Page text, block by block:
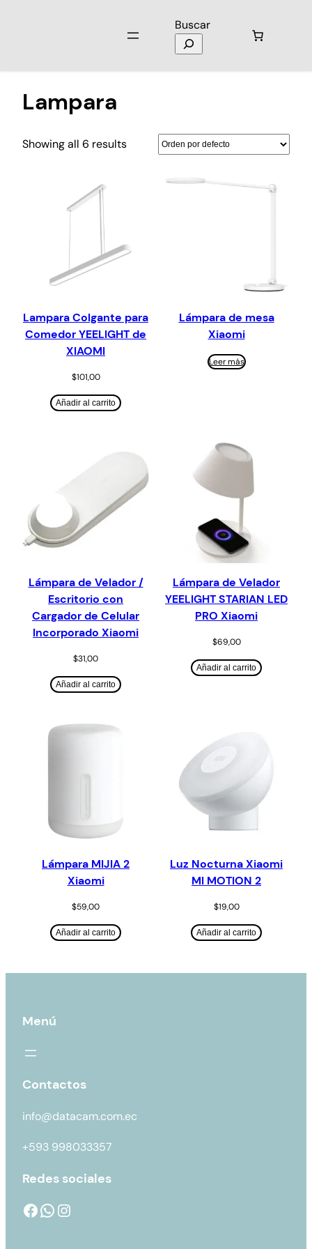
Buscar
Lampara
Showing all 6 results
Lampara Colgante para
Comedor YEELIGHT de
XIAOMI
$101,00
Añadir al carrito
Lámpara de mesa
Xiaomi
Leer más
Lámpara de Velador /
Escritorio con
Cargador de Celular
Incorporado Xiaomi
$31,00
Añadir al carrito
Lámpara de Velador
YEELIGHT STARIAN LED
PRO Xiaomi
$69,00
Añadir al carrito
Lámpara MIJIA 2
Xiaomi
$59,00
Añadir al carrito
Luz Nocturna Xiaomi
MI MOTION 2
$19,00
Añadir al carrito
Menú
Contactos
info@datacam.com.ec
+593 998033357
Redes sociales